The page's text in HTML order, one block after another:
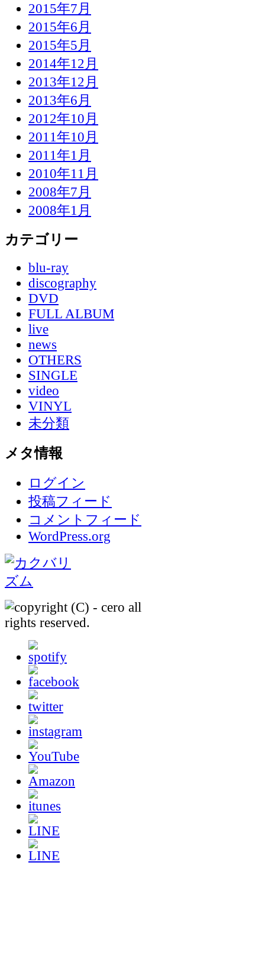
2015年7月
2015年6月
2015年5月
2014年12月
2013年12月
2013年6月
2012年10月
2011年10月
2011年1月
2010年11月
2008年7月
2008年1月
カテゴリー
blu-ray
discography
DVD
FULL ALBUM
live
news
OTHERS
SINGLE
video
VINYL
未分類
メタ情報
ログイン
投稿フィード
コメントフィード
WordPress.org